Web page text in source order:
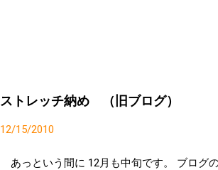
ストレッチ納め （旧ブログ）
12/15/2010
あっという間に 12月も中旬です。 ブログ